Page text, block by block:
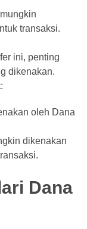
transaksi.
ini, penting
dikenakan.
oleh Dana
dikenakan
Dana